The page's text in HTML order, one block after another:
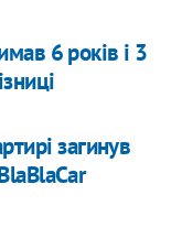
6 років і 3
загинув